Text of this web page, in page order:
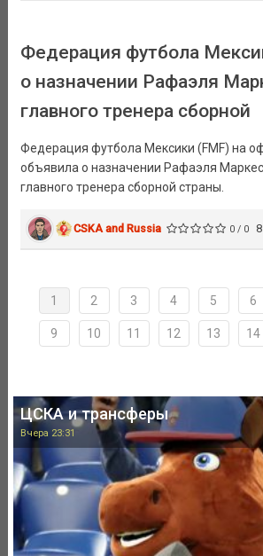
Федерация футбола
о назначении Рафаэля
главного тренера сборной
Федерация футбола Мексики (FMF) на
объявила о назначении Рафаэля
главного тренера сборной страны.
CSKA and Russia 0 / 0
1 2 3 4 5 6
9 10 11 12 13 14
ЦСКА и трансферы
Вчера 23:31